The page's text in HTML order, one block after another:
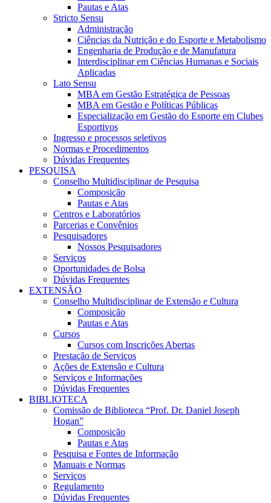
Pautas e Atas
Stricto Sensu
Administração
Ciências da Nutrição e do Esporte e Metabolismo
Engenharia de Produção e de Manufatura
Interdisciplinar em Ciências Humanas e Sociais
Aplicadas
Lato Sensu
MBA em Gestão Estratégica de Pessoas
MBA em Gestão e Políticas Públicas
Especialização em Gestão do Esporte em Clubes
Esportivos
Ingresso e processos seletivos
Normas e Procedimentos
Dúvidas Frequentes
PESQUISA
Conselho Multidisciplinar de Pesquisa
Composição
Pautas e Atas
Centros e Laboratórios
Parcerias e Convênios
Pesquisadores
Nossos Pesquisadores
Serviços
Oportunidades de Bolsa
Dúvidas Frequentes
EXTENSÃO
Conselho Multidisciplinar de Extensão e Cultura
Composição
Pautas e Atas
Cursos
Cursos com Inscrições Abertas
Prestação de Serviços
Ações de Extensão e Cultura
Serviços e Informações
Dúvidas Frequentes
BIBLIOTECA
Comissão de Biblioteca “Prof. Dr. Daniel Joseph
Hogan”
Composição
Pautas e Atas
Pesquisa e Fontes de Informação
Manuais e Normas
Serviços
Regulamento
Dúvidas Frequentes